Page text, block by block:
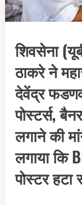
शिवसेना
ठाकरे ने
देवेंद्र
पोस्टर्स,
लगाने की
लगाया कि
पोस्टर हटा